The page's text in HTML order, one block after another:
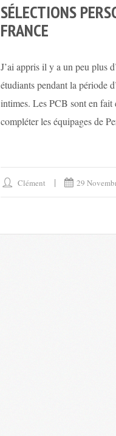
SÉLECTIONS
FRANCE
J’ai appris il y a un peu plus
étudiants pendant la période
intimes. Les PCB sont en fait
compléter les équipages de
Clément 29